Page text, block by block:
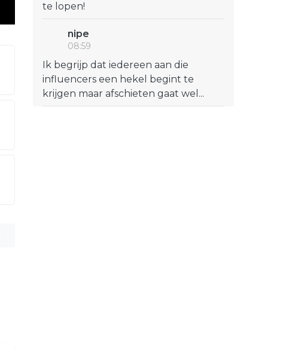
te lopen!
nipe
08:59
Ik begrijp dat iedereen aan die
influencers een hekel begint te
krijgen maar afschieten gaat wel...